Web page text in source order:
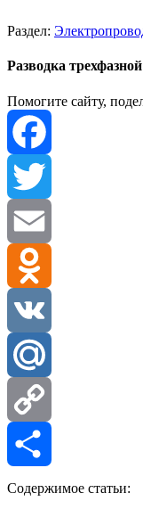
Раздел:
Разводка
Помогите сайту,
Facebook
Twitter
Email
Odnoklassniki
VK
Mail.Ru
Copy
Link
Отправить
Содержимое статьи: